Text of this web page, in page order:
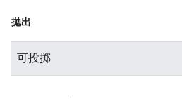
抛出
可投掷